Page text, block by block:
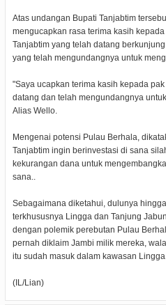
Atas undangan Bupati Tanjabtim
mengucapkan rasa terima kasih
Tanjabtim yang telah datang
yang telah mengundangnya untuk
"Saya ucapkan terima kasih kepada
datang dan telah mengundangnya
Alias Wello.
Mengenai potensi Pulau Berhala,
Tanjabtim ingin berinvestasi di sana
kekurangan dana untuk
sana..
Sebagaimana diketahui, dulunya
terkhususnya Lingga dan Tanjung
dengan polemik perebutan Pulau
pernah diklaim Jambi milik mereka,
itu sudah masuk dalam kawasan Lingga.
(IL/Lian)